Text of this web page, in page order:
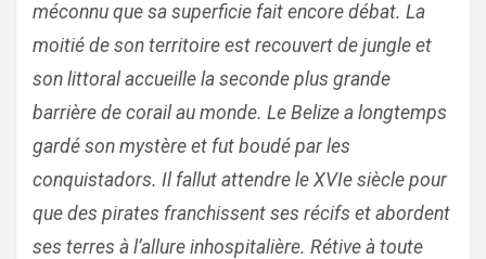
méconnu que sa superficie fait encore débat. La
moitié de son territoire est recouvert de jungle et
son littoral accueille la seconde plus grande
barrière de corail au monde. Le Belize a longtemps
gardé son mystère et fut boudé par les
conquistadors. Il fallut attendre le XVIe siècle pour
que des pirates franchissent ses récifs et abordent
ses terres à l’allure inhospitalière. Rétive à toute